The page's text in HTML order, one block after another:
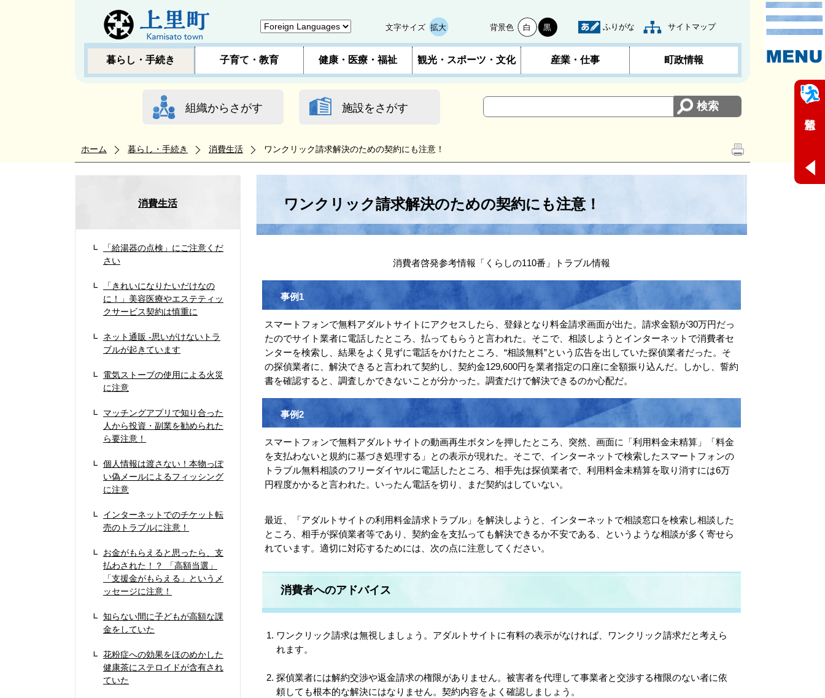
文字サイズ 拡大 背景色 白 黒 ふりがな サイトマップ
暮らし・手続き 子育て・教育 健康・医療・福祉 観光・スポーツ・文化 産業・仕事 町政情報
組織からさがす 施設をさがす
ホーム 暮らし・手続き 消費生活 ワンクリック請求解決のための契約にも注意！
消費生活
「給湯器の点検」にご注意くだ
さい
「きれいになりたいだけなの
に！」美容医療やエステティッ
クサービス契約は慎重に
ネット通販 -思いがけないトラ
ブルが起きています
電気ストーブの使用による火災
に注意
マッチングアプリで知り合った
人から投資・副業を勧められた
ら要注意！
個人情報は渡さない！本物っぽ
い偽メールによるフィッシング
に注意
インターネットでのチケット転
売のトラブルに注意！
お金がもらえると思ったら、支
払わされた！？ 「高額当選」
「支援金がもらえる」というメ
ッセージに注意！
知らない間に子どもが高額な課
金をしていた
花粉症への効果をほのめかした
健康茶にステロイドが含有され
ていた
ワンクリック請求解決のための契約にも注意！
消費者啓発参考情報「くらしの110番」トラブル情報
事例1
スマートフォンで無料アダルトサイトにアクセスしたら、登録となり料金請求画面が出た。請求金額が30万円だっ
たのでサイト業者に電話したところ、払ってもらうと言われた。そこで、相談しようとインターネットで消費者セ
ンターを検索し、結果をよく見ずに電話をかけたところ、“相談無料”という広告を出していた探偵業者だった。そ
の探偵業者に、解決できると言われて契約し、契約金129,600円を業者指定の口座に全額振り込んだ。しかし、誓約
書を確認すると、調査しかできないことが分かった。調査だけで解決できるのか心配だ。
事例2
スマートフォンで無料アダルトサイトの動画再生ボタンを押したところ、突然、画面に「利用料金未精算」「料金
を支払わないと規約に基づき処理する」との表示が現れた。そこで、インターネットで検索したスマートフォンの
トラブル無料相談のフリーダイヤルに電話したところ、相手先は探偵業者で、利用料金未精算を取り消すには6万
円程度かかると言われた。いったん電話を切り、まだ契約はしていない。
最近、「アダルトサイトの利用料金請求トラブル」を解決しようと、インターネットで相談窓口を検索し相談した
ところ、相手が探偵業者等であり、契約金を支払っても解決できるか不安である、というような相談が多く寄せら
れています。適切に対応するためには、次の点に注意してください。
消費者へのアドバイス
ワンクリック請求は無視しましょう。アダルトサイトに有料の表示がなければ、ワンクリック請求だと考えら
れます。
探偵業者には解約交渉や返金請求の権限がありません。被害者を代理して事業者と交渉する権限のない者に依
頼しても根本的な解決にはなりません。契約内容をよく確認しましょう。